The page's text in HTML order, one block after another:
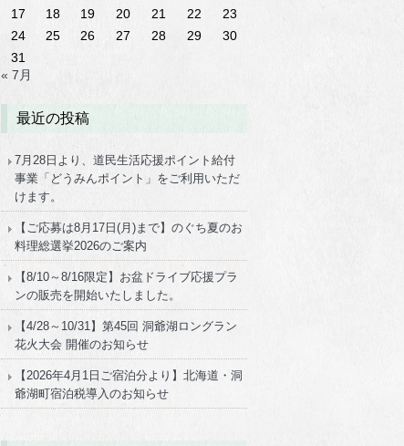
17
18 19 20 21 22
23
24
25 26 27 28 29
30
31
« 7月
最近の投稿
7月28日より、道民生活応援ポイント給付
事業「どうみんポイント」をご利用いただ
けます。
【ご応募は8月17日(月)まで】のぐち夏のお
料理総選挙2026のご案内
【8/10～8/16限定】お盆ドライブ応援プラ
ンの販売を開始いたしました。
【4/28～10/31】第45回 洞爺湖ロングラン
花火大会 開催のお知らせ
【2026年4月1日ご宿泊分より】北海道・洞
爺湖町宿泊税導入のお知らせ